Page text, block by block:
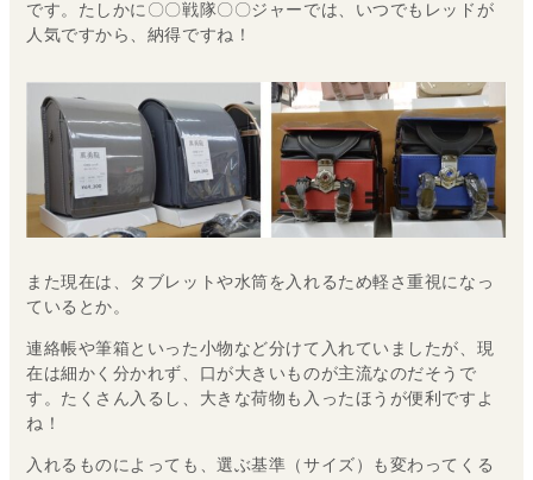
です。たしかに〇〇戦隊〇〇ジャーでは、いつでもレッドが
人気ですから、納得ですね！
また現在は、タブレットや水筒を入れるため軽さ重視になっ
ているとか。
連絡帳や筆箱といった小物など分けて入れていましたが、現
在は細かく分かれず、口が大きいものが主流なのだそうで
す。たくさん入るし、大きな荷物も入ったほうが便利ですよ
ね！
入れるものによっても、選ぶ基準（サイズ）も変わってくる